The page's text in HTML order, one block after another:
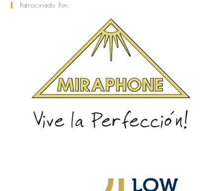
Patrocinado Por: